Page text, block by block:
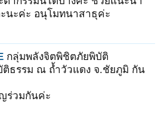
นะค่ะ อนุโมทนาสาธุค่ะ
กลุ่มพลังจิตพิชิตภัยพิบัติ
ธรรม ณ ถ้ำวัวแดง จ.ชัยภูมิ กัน
ร่วมกันค่ะ